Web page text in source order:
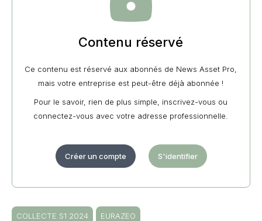
Contenu réservé
Ce contenu est réservé aux abonnés de News Asset Pro,
mais votre entreprise est peut-être déjà abonnée !
Pour le savoir, rien de plus simple, inscrivez-vous ou
connectez-vous avec votre adresse professionnelle.
Créer un compte S'identifier
COLLECTE S1 2024 EURAZEO